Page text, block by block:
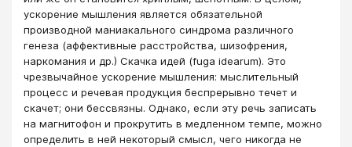
ускорение мышления является обязательной
производной маниакального синдрома различного
генеза (аффективные расстройства, шизофрения,
наркомания и др.) Скачка идей (fuga idearum). Это
чрезвычайное ускорение мышления: мыслительный
процесс и речевая продукция беспрерывно течет и
скачет; они бессвязны. Однако, если эту речь записать
на магнитофон и прокрутить в медленном темпе, можно
определить в ней некоторый смысл, чего никогда не